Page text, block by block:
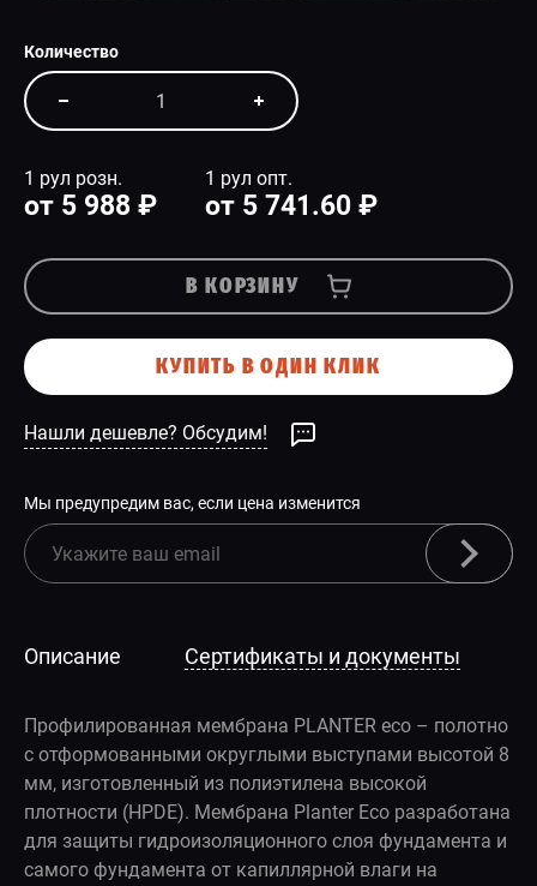
Количество
1 рул розн.
от 5 988 ₽
1 рул опт.
от 5 741.60 ₽
В КОРЗИНУ
КУПИТЬ В ОДИН КЛИК
Нашли дешевле? Обсудим!
Мы предупредим вас, если цена изменится
Описание Сертификаты и документы
Профилированная мембрана PLANTER eco – полотно
с отформованными округлыми выступами высотой 8
мм, изготовленный из полиэтилена высокой
плотности (HPDE). Мембрана Planter Eco разработана
для защиты гидроизоляционного слоя фундамента и
самого фундамента от капиллярной влаги на